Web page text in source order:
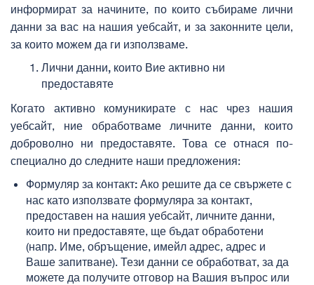
информират за начините, по които събираме лични
данни за вас на нашия уебсайт, и за законните цели,
за които можем да ги използваме.
Лични данни, които Вие активно ни
предоставяте
Когато активно комуникирате с нас чрез нашия
уебсайт, ние обработваме личните данни, които
доброволно ни предоставяте. Това се отнася по-
специално до следните наши предложения:
Формуляр за контакт: Ако решите да се свържете с
нас като използвате формуляра за контакт,
предоставен на нашия уебсайт, личните данни,
които ни предоставяте, ще бъдат обработени
(напр. Име, обръщение, имейл адрес, адрес и
Ваше запитване). Тези данни се обработват, за да
можете да получите отговор на Вашия въпрос или